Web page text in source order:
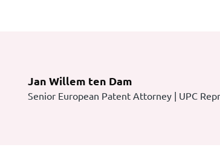
Jan Willem ten Dam
Senior European Patent Attorney | UPC